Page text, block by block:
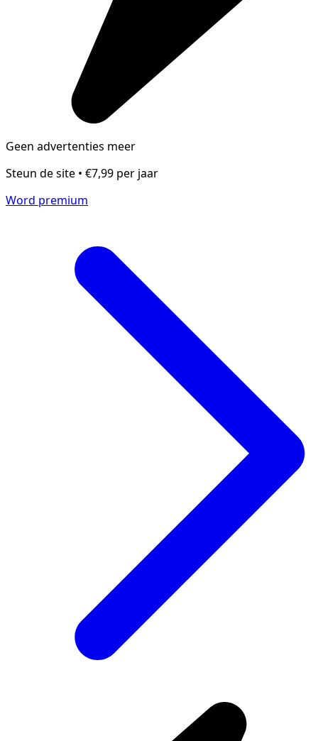
Geen advertenties meer
Steun de site • €7,99 per jaar
Word premium